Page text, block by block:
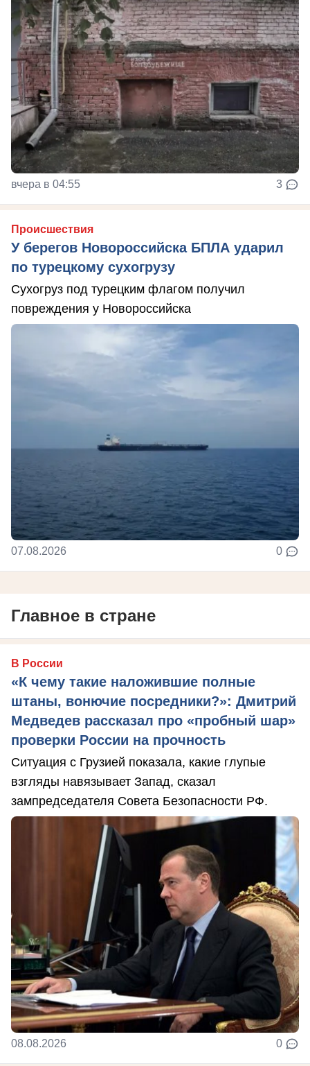
вчера в 04:55 3
Происшествия
У берегов Новороссийска БПЛА ударил
по турецкому сухогрузу
Сухогруз под турецким флагом получил
повреждения у Новороссийска
07.08.2026 0
Главное в стране
В России
«К чему такие наложившие полные
штаны, вонючие посредники?»: Дмитрий
Медведев рассказал про «пробный шар»
проверки России на прочность
Ситуация с Грузией показала, какие глупые
взгляды навязывает Запад, сказал
зампредседателя Совета Безопасности РФ.
08.08.2026 0